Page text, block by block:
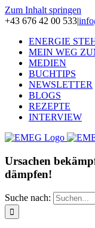
Zum Inhalt springen
+43 676 42 00 533|
ENERGIE
MEIN WEG
MEDIEN
BUCHTIPS
NEWSLETTER
BLOGS
REZEPTE
INTERVIEW
Ursachen
dämpfen!
Suche nach: